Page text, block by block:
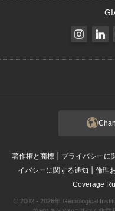
著作権と商標 | プライバシーに
イバシーに関する通知 | 倫理
Coverage
© 2002 - 2026年 Gemological